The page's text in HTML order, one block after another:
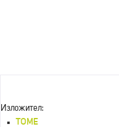
Изложител:
TOME